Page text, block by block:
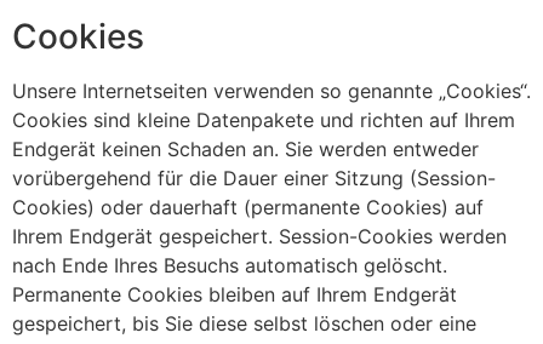
Cookies
Unsere Internetseiten verwenden so genannte „Cookies“.
Cookies sind kleine Datenpakete und richten auf Ihrem
Endgerät keinen Schaden an. Sie werden entweder
vorübergehend für die Dauer einer Sitzung (Session-
Cookies) oder dauerhaft (permanente Cookies) auf
Ihrem Endgerät gespeichert. Session-Cookies werden
nach Ende Ihres Besuchs automatisch gelöscht.
Permanente Cookies bleiben auf Ihrem Endgerät
gespeichert, bis Sie diese selbst löschen oder eine